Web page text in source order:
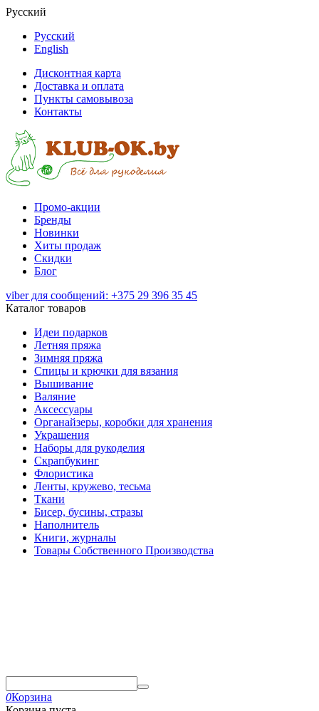
Русский
Русский
English
Дисконтная карта
Доставка и оплата
Пункты самовывоза
Контакты
Промо-акции
Бренды
Новинки
Хиты продаж
Скидки
Блог
viber для сообщений: +375 29 396 35 45
Каталог товаров
Идеи подарков
Летняя пряжа
Зимняя пряжа
Спицы и крючки для вязания
Вышивание
Валяние
Аксессуары
Органайзеры, коробки для хранения
Украшения
Наборы для рукоделия
Скрапбукинг
Флористика
Ленты, кружево, тесьма
Ткани
Бисер, бусины, стразы
Наполнитель
Книги, журналы
Товары Собственного Производства
0Корзина